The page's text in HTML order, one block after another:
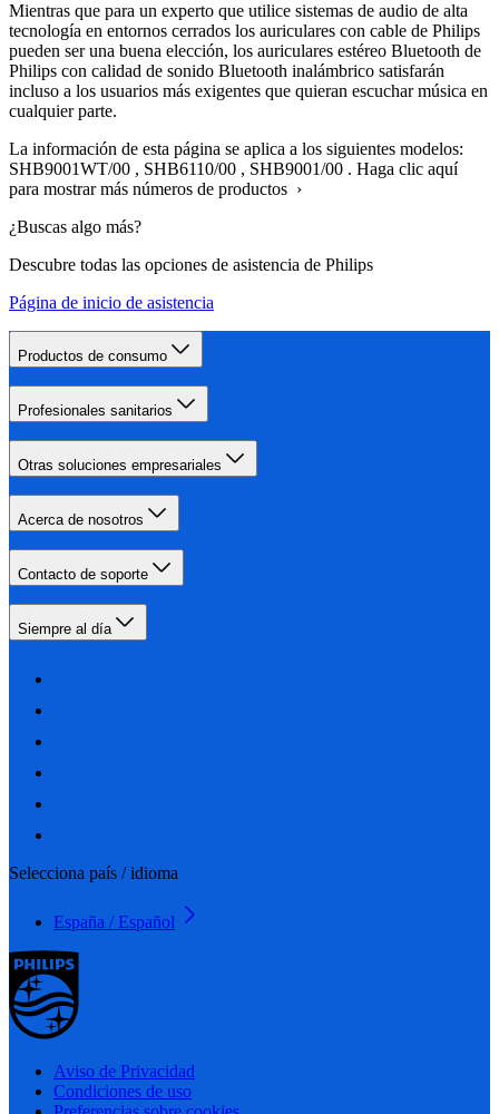
Mientras que para un experto que utilice sistemas de audio de alta
tecnología en entornos cerrados los auriculares con cable de Philips
pueden ser una buena elección, los auriculares estéreo Bluetooth de
Philips con calidad de sonido Bluetooth inalámbrico satisfarán
incluso a los usuarios más exigentes que quieran escuchar música en
cualquier parte.
La información de esta página se aplica a los siguientes modelos:
SHB9001WT/00 , SHB6110/00 , SHB9001/00 . Haga clic aquí
para mostrar más números de productos ›
¿Buscas algo más?
Descubre todas las opciones de asistencia de Philips
Página de inicio de asistencia
Productos de consumo
Profesionales sanitarios
Otras soluciones empresariales
Acerca de nosotros
Contacto de soporte
Siempre al día
Selecciona país / idioma
España / Español
Aviso de Privacidad
Condiciones de uso